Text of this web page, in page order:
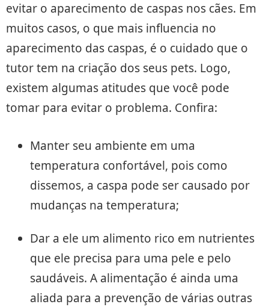
evitar o aparecimento de caspas nos cães. Em
muitos casos, o que mais influencia no
aparecimento das caspas, é o cuidado que o
tutor tem na criação dos seus pets. Logo,
existem algumas atitudes que você pode
tomar para evitar o problema. Confira:
Manter seu ambiente em uma
temperatura confortável, pois como
dissemos, a caspa pode ser causado por
mudanças na temperatura;
Dar a ele um alimento rico em nutrientes
que ele precisa para uma pele e pelo
saudáveis. A alimentação é ainda uma
aliada para a prevenção de várias outras